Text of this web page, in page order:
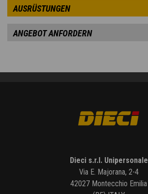
AUSRÜSTUNGEN
ANGEBOT ANFORDERN
Dieci s.r.l. Unipersonale
Via E. Majorana, 2-4
42027 Montecchio Emilia